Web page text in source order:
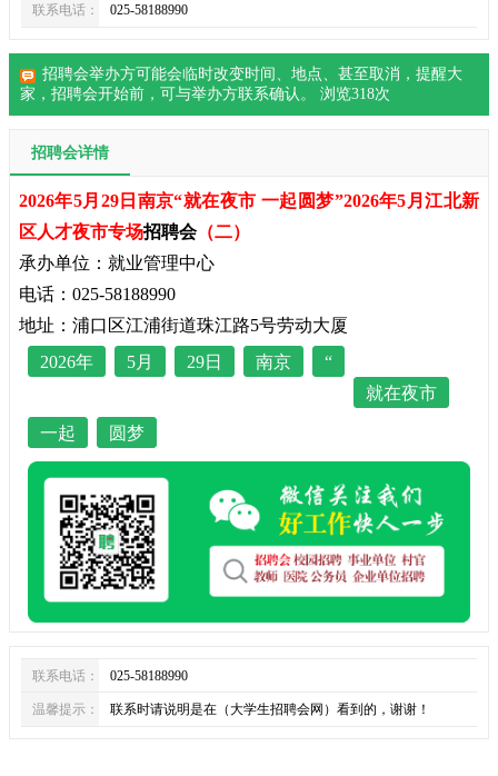
联系电话： 025-58188990
招聘会举办方可能会临时改变时间、地点、甚至取消，提醒大
家， 招聘会开始前，可与举办方联系确认。 浏览318次
招聘会详情
2026年5月29日南京“就在夜市 一起圆梦”2026年5月江北新
区人才夜市专场招聘会（二）
承办单位：就业管理中心
电话：025-58188990
地址：浦口区江浦街道珠江路5号劳动大厦
2026年
5月 29日 南京
“
就在夜市
一起 圆梦
联系电话： 025-58188990
温馨提示： 联系时请说明是在（大学生招聘会网）看到的，谢谢！